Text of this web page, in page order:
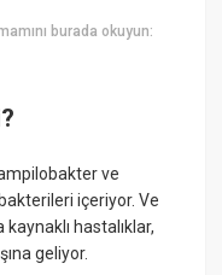
burada okuyun:
ve
içeriyor. Ve
hastalıklar,
geliyor.